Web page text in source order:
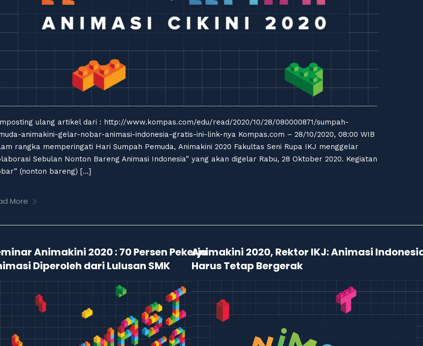
ulang artikel dari : http://www.kompas.com/edu/read/2020/10/28/080000871/sumpah-
animakini-gelar-nobar-animasi-indonesia-gratis-ini-link-nya Kompas.com – 28/10/2020, 08:00 WIB
rangka memperingati Hari Sumpah Pemuda, Animakini 2020 Fakultas Seni Rupa IKJ menggelar
Sebulan Nonton Bareng Animasi Indonesia” yang akan digelar Rabu, 28 Oktober 2020. Kegiatan
(nonton bareng) […]
More
Animakini 2020 : 70 Persen Pekerja
Diperoleh dari Lulusan SMK
Animakini 2020, Rektor IKJ: Animasi
Harus Tetap Bergerak